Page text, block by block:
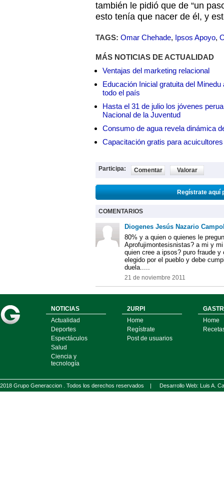
también le pidió que de “un
esto tenía que nacer de él, y
TAGS: Omar Chehade, Ipsos Apoyo,
MÁS NOTICIAS DE ACTUALIDAD
Ventajas del marketing relacional
Educación Inicial gratuita del
todo el país
Hasta el 31 de julio los jóvenes
Nacional de la Juventud
Consumo de agua revela dinámica
Capacitación gratis para
Participa: Comentar Valorar
Regístrate aquí
COMENTARIOS
Diogenes Jesús Nazario
80% y a quien o quienes le
Aprofujimontesisnistas? a mi y
quien cree a ipsos? puro fraude
elegido por el pueblo y debe
duela.....
21 de noviembre 2011
NOTICIAS
Actualidad
Deportes
Espectáculos
Salud
Ciencia y
tecnología
2URPI
Home
Regístrate
Post de usuarios
Home
2018 Grupo Generaccion . Todos los derechos reservados | Desarrollo Web: Luis